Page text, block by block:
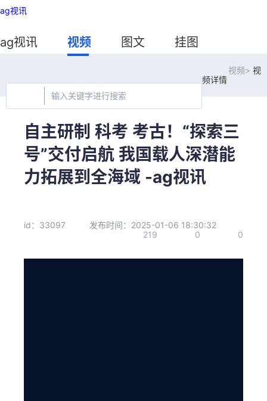
ag视讯
ag视讯 视频 图文 挂图
视频> 视
频详情
自主研制 科考 考古！“探索三
号”交付启航 我国载人深潜能
力拓展到全海域 -ag视讯
id：33097
发布时间：2025-01-06 18:30:32
219
0 0